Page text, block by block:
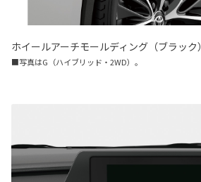
ホイールアーチモールディング（ブラック）
■写真はG（ハイブリッド・2WD）。